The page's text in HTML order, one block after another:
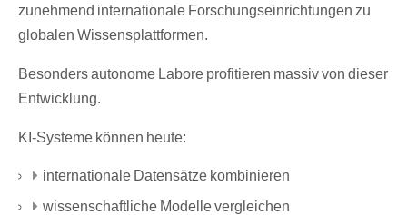
zunehmend internationale Forschungseinrichtungen zu
globalen Wissensplattformen.
Besonders autonome Labore profitieren massiv von dieser
Entwicklung.
KI-Systeme können heute:
internationale Datensätze kombinieren
wissenschaftliche Modelle vergleichen